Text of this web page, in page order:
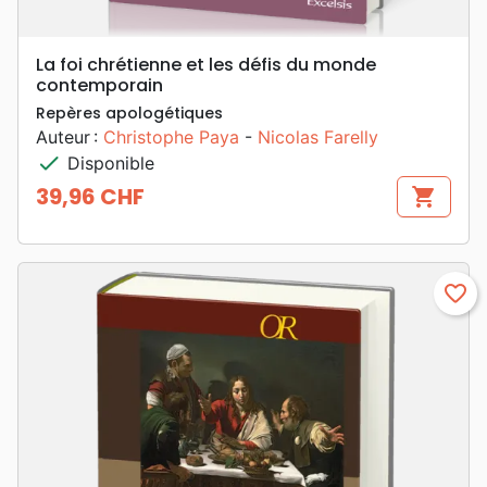
La foi chrétienne et les défis du monde
contemporain
Repères apologétiques
Auteur : Christophe Paya - Nicolas Farelly
check Disponible
Prix
39,96 CHF shopping_cart
favorite_border